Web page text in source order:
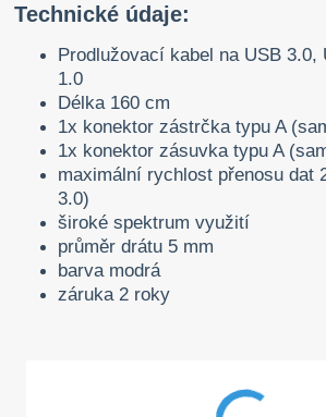
Technické údaje:
Prodlužovací kabel na USB 3.0,
1.0
Délka 160 cm
1x konektor zástrčka typu A
1x konektor zásuvka typu A
maximální rychlost přenosu dat
3.0)
široké spektrum využití
průměr drátu 5 mm
barva modrá
záruka 2 roky